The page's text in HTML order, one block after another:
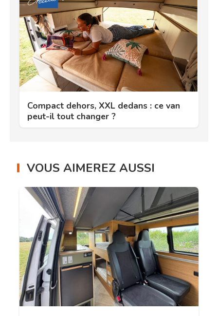
Compact dehors, XXL dedans : ce van
peut-il tout changer ?
VOUS AIMEREZ AUSSI